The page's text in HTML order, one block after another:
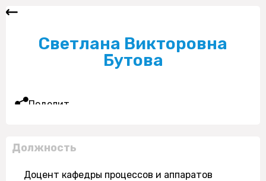
Светлана Викторовна
Бутова
Поделиться
Должность
Доцент кафедры процессов и аппаратов